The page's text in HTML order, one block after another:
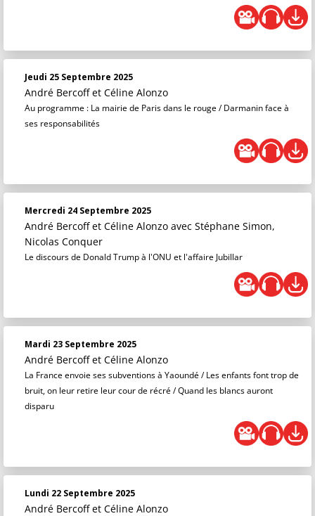
Jeudi 25 Septembre 2025
André Bercoff et Céline Alonzo
Au programme : La mairie de Paris dans le rouge / Darmanin face à
ses responsabilités
Mercredi 24 Septembre 2025
André Bercoff et Céline Alonzo avec Stéphane Simon,
Nicolas Conquer
Le discours de Donald Trump à l'ONU et l'affaire Jubillar
Mardi 23 Septembre 2025
André Bercoff et Céline Alonzo
La France envoie ses subventions à Yaoundé / Les enfants font trop de
bruit, on leur retire leur cour de récré / Quand les blancs auront
disparu
Lundi 22 Septembre 2025
André Bercoff et Céline Alonzo